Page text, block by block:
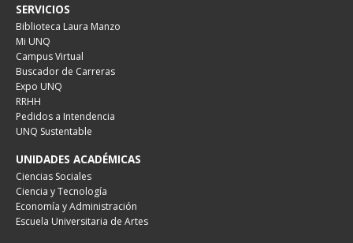
SERVICIOS
Biblioteca Laura Manzo
Mi UNQ
Campus Virtual
Buscador de Carreras
Expo UNQ
RRHH
Pedidos a Intendencia
UNQ Sustentable
UNIDADES ACADÉMICAS
Ciencias Sociales
Ciencia y Tecnología
Economía y Administración
Escuela Universitaria de Artes